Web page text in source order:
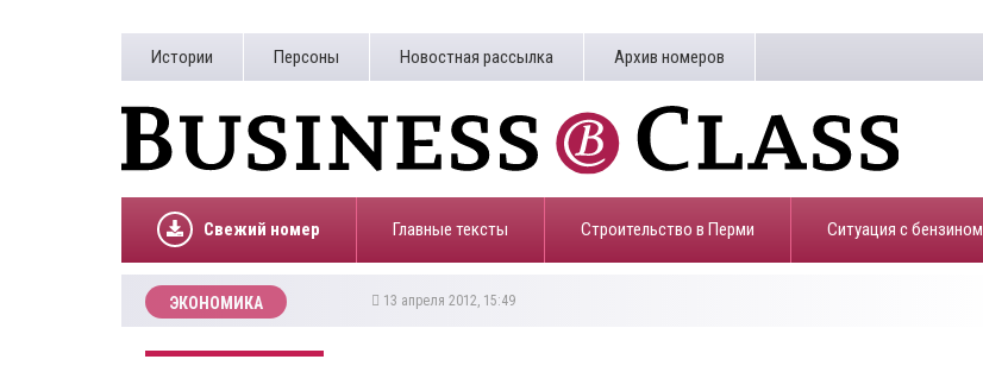
Истории Персоны Новостная рассылка Архив номеров
Свежий номер Главные тексты Строительство в Перми ​Ситуация с бензином
ЭКОНОМИКА 13 апреля 2012, 15:49